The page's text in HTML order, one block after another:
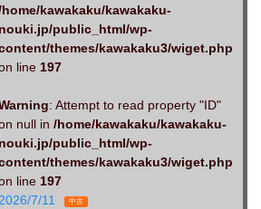
kawakaku/kawakaku-
nouki.jp/public_html/wp-
themes/kawakaku3/wiget.php
line 197
: Attempt to read property "ID"
null in /home/kawakaku/kawakaku-
nouki.jp/public_html/wp-
themes/kawakaku3/wiget.php
line 197
7/11
中古